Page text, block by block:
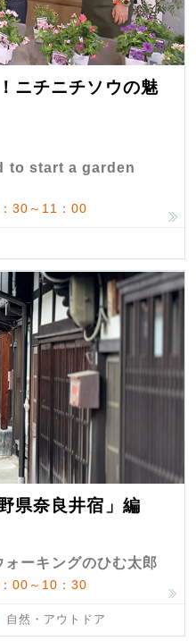
ニチニチソウの魅
to start a garden
30～11：00
県奈良井宿」編
ーキングのひむ太郎
00～10：30
自然・アウトドア